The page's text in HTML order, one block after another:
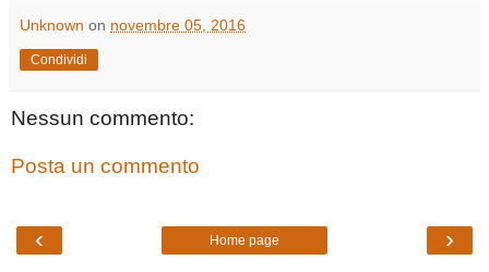
Unknown on novembre 05, 2016
Condividi
Nessun commento:
Posta un commento
‹ ›
Home page